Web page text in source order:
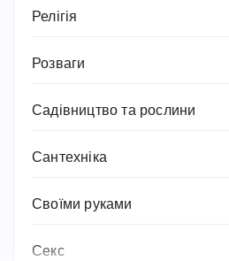
Релігія
Розваги
Садівництво та рослини
Сантехніка
Своїми руками
Секс